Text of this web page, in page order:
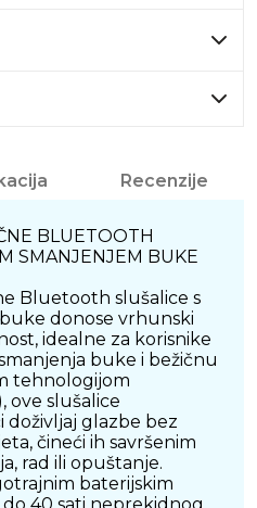
Recenzije
BLUETOOTH
SMANJENJEM BUKE
Bluetooth slušalice s
donose vrhunski
idealne za korisnike
buke i bežičnu
tehnologijom
ove slušalice
glazbe bez
čineći ih savršenim
rad ili opuštanje.
baterijskim